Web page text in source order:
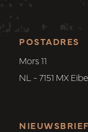
POSTADRES
Mors 11
NL - 7151 MX
NIEUWSBRIEF